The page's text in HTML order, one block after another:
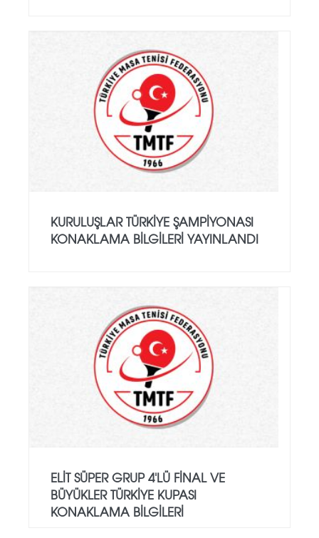
KURULUŞLAR TÜRKIYE ŞAMPIYONASI
KONAKLAMA BILGILERI YAYINLANDI
ELIT SÜPER GRUP 4'LÜ FINAL VE
BÜYÜKLER TÜRKIYE KUPASI
KONAKLAMA BILGILERI